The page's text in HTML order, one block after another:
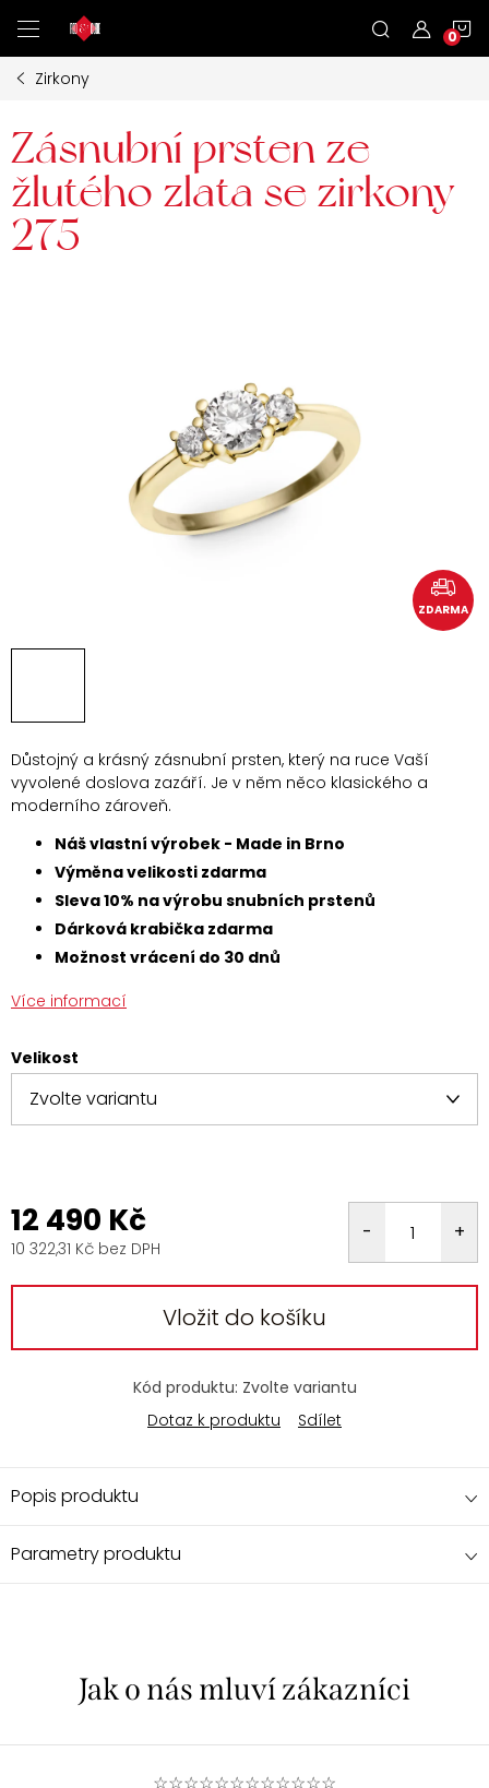
na
obsah
Zirkony
Zásnubní prsten ze
žlutého zlata se zirkony
275
ZDARMA
Důstojný a krásný zásnubní prsten, který na ruce Vaší
vyvolené doslova zazáří. Je v něm něco klasického a
moderního zároveň.
Náš vlastní výrobek - Made in Brno
Výměna velikosti zdarma
Sleva 10% na výrobu snubních prstenů
Dárková krabička zdarma
Možnost vrácení do 30 dnů
Více informací
Velikost
12 490 Kč
10 322,31 Kč bez DPH
cena:
Vložit do košíku
Kód produktu: Zvolte variantu
Dotaz k produktu
Sdílet
Popis produktu
Parametry produktu